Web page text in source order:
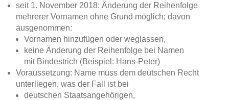
seit 1. November 2018: Änderung der Reihenfolge
mehrerer Vornamen ohne Grund möglich; davon
ausgenommen:
Vornamen hinzufügen oder weglassen,
keine Änderung der Reihenfolge bei Namen
mit Bindestrich (Beispiel: Hans-Peter)
Voraussetzung: Name muss dem deutschen Recht
unterliegen, was der Fall ist bei
deutschen Staatsangehörigen,